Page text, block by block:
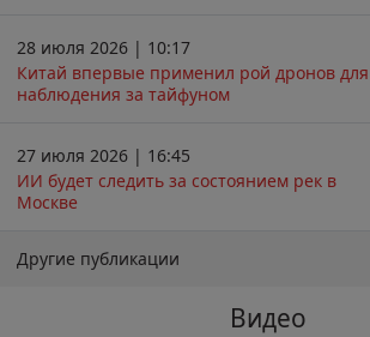
28 июля 2026 | 10:17
Китай впервые применил рой дронов для
наблюдения за тайфуном
27 июля 2026 | 16:45
ИИ будет следить за состоянием рек в
Москве
Другие публикации
Видео